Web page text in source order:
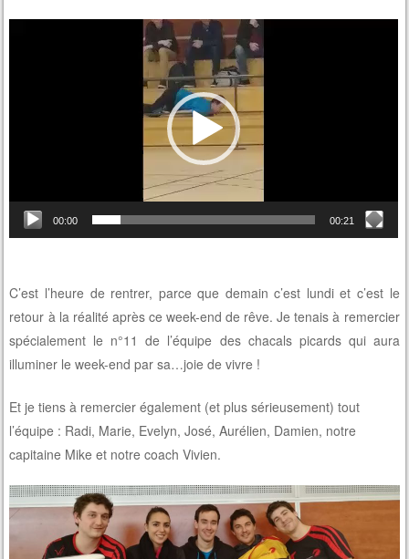
00:00 00:21
C’est l’heure de rentrer, parce que demain c’est lundi et c’est le
retour à la réalité après ce week-end de rêve. Je tenais à remercier
spécialement le n°11 de l’équipe des chacals picards qui aura
illuminer le week-end par sa…joie de vivre !
Et je tiens à remercier également (et plus sérieusement) tout
l’équipe : Radi, Marie, Evelyn, José, Aurélien, Damien, notre
capitaine Mike et notre coach Vivien.